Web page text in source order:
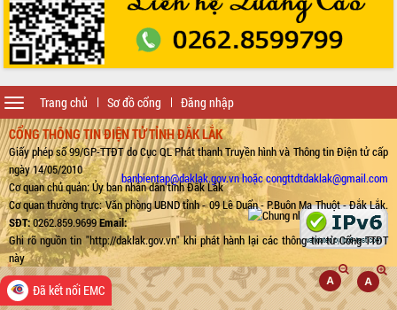
Trang chủ Sơ đồ cổng Đăng nhập
Toggle
navigation
CỔNG THÔNG TIN ĐIỆN TỬ TỈNH ĐẮK LẮK
Giấy phép số 99/GP-TTĐT do Cục QL Phát thanh Truyền hình và Thông tin Điện tử cấp
ngày 14/05/2010
Cơ quan chủ quản: Ủy ban nhân dân tỉnh Đắk Lắk
Cơ quan thường trực: Văn phòng UBND tỉnh - 09 Lê Duẩn - P.Buôn Ma Thuột - Đắk Lắk.
SĐT:0262.859.9699Email:
banbientap@daklak.gov.vn hoặc congttdtdaklak@gmail.com
Ghi rõ nguồn tin "http://daklak.gov.vn" khi phát hành lại các thông tin từ Cổng TTĐT
này
Đã kết nối EMC